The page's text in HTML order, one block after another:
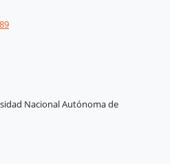
Nacional Autónoma de